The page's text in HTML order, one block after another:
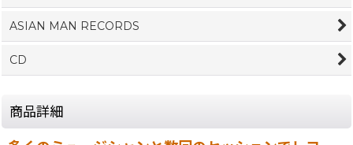
ASIAN MAN RECORDS
CD
商品詳細